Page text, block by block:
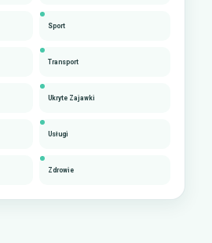
Sport
Transport
Ukryte Zajawki
Usługi
Zdrowie